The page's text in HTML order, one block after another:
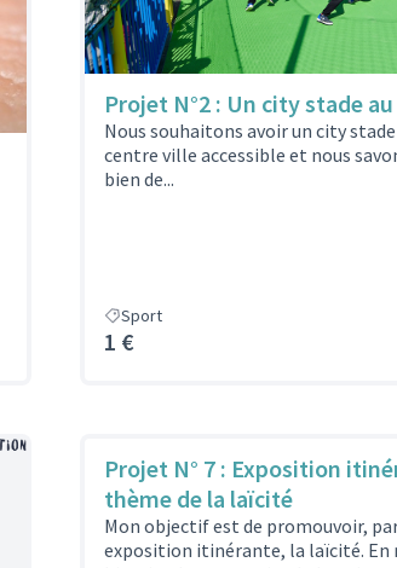
Projet N°2 : Un city stade
Nous souhaitons avoir un city
centre ville accessible et nous
bien de...
Sport
1 €
Projet N° 7 : Exposition
thème de la laïcité
Mon objectif est de promouvoir,
exposition itinérante, la laïcité. En